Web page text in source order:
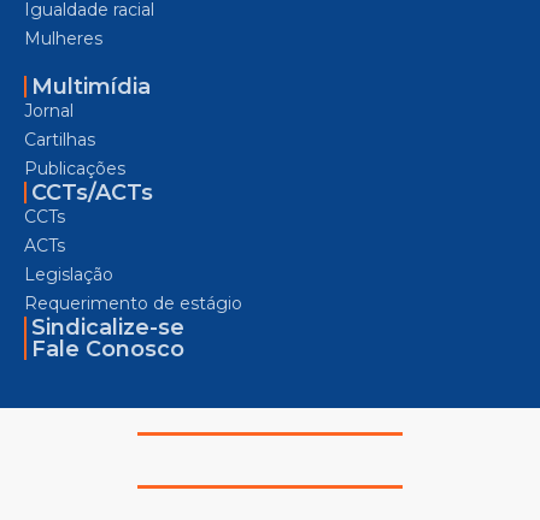
Igualdade racial
Mulheres
Multimídia
Jornal
Cartilhas
Publicações
CCTs/ACTs
CCTs
ACTs
Legislação
Requerimento de estágio
Sindicalize-se
Fale Conosco